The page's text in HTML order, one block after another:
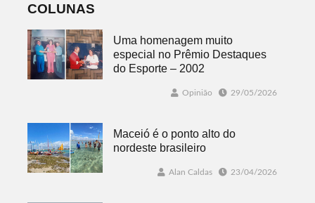
COLUNAS
Uma homenagem muito
especial no Prêmio Destaques
do Esporte – 2002
Opinião 29/05/2026
Maceió é o ponto alto do
nordeste brasileiro
Alan Caldas 23/04/2026